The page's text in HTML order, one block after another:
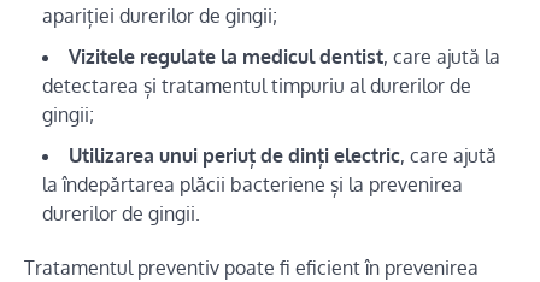
apariției durerilor de gingii;
Vizitele regulate la medicul dentist, care ajută la
detectarea și tratamentul timpuriu al durerilor de
gingii;
Utilizarea unui periuț de dinți electric, care ajută
la îndepărtarea plăcii bacteriene și la prevenirea
durerilor de gingii.
Tratamentul preventiv poate fi eficient în prevenirea